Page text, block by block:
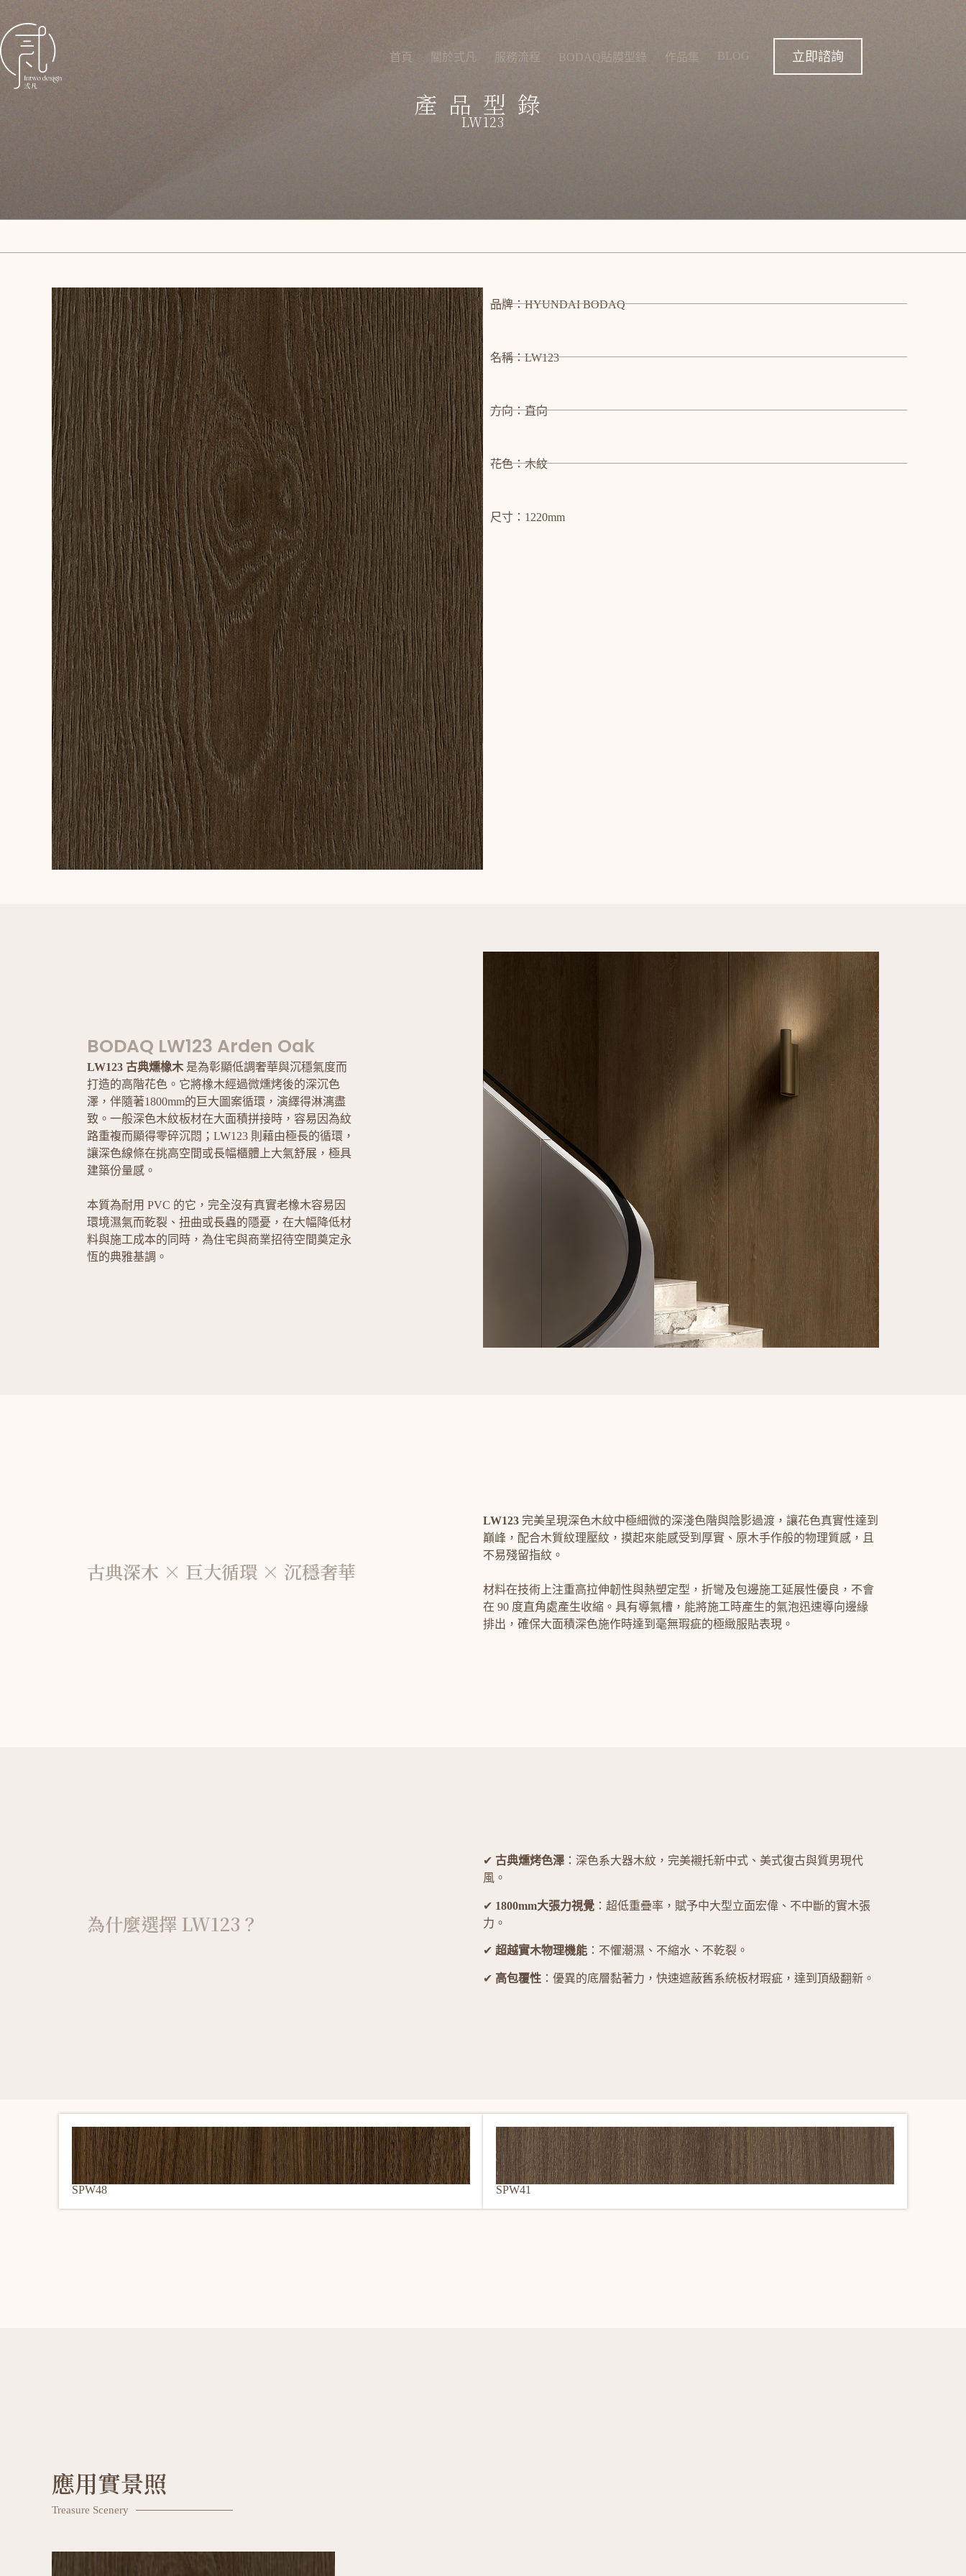
首頁 關於弍凡 服務流程 BODAQ貼膜型錄 作品集 BLOG 立即諮詢
產品型錄
LW123
品牌：HYUNDAI BODAQ
名稱：LW123
方向：直向
花色：木紋
尺寸：1220mm
BODAQ LW123 Arden Oak
LW123 古典燻橡木 是為彰顯低調奢華與沉穩氣度而
打造的高階花色。它將橡木經過微燻烤後的深沉色
澤，伴隨著1800mm的巨大圖案循環，演繹得淋漓盡
致。一般深色木紋板材在大面積拼接時，容易因為紋
路重複而顯得零碎沉悶；LW123 則藉由極長的循環，
讓深色線條在挑高空間或長幅櫃體上大氣舒展，極具
建築份量感。
本質為耐用 PVC 的它，完全沒有真實老橡木容易因
環境濕氣而乾裂、扭曲或長蟲的隱憂，在大幅降低材
料與施工成本的同時，為住宅與商業招待空間奠定永
恆的典雅基調。
古典深木 × 巨大循環 × 沉穩奢華
LW123 完美呈現深色木紋中極細微的深淺色階與陰影過渡，讓花色真實性達到
巔峰，配合木質紋理壓紋，摸起來能感受到厚實、原木手作般的物理質感，且
不易殘留指紋。
材料在技術上注重高拉伸韌性與熱塑定型，折彎及包邊施工延展性優良，不會
在 90 度直角處產生收縮。具有導氣槽，能將施工時產生的氣泡迅速導向邊緣
排出，確保大面積深色施作時達到毫無瑕疵的極緻服貼表現。
為什麼選擇 LW123？
✔ 古典燻烤色澤 ：深色系大器木紋，完美襯托新中式、美式復古與質男現代
風。
✔ 1800mm大張力視覺 ：超低重疊率，賦予中大型立面宏偉、不中斷的實木張
力。
✔ 超越實木物理機能 ：不懼潮濕、不縮水、不乾裂。
✔ 高包覆性 ：優異的底層黏著力，快速遮蔽舊系統板材瑕疵，達到頂級翻新。
SPW48 SPW41
應用實景照
Treasure Scenery